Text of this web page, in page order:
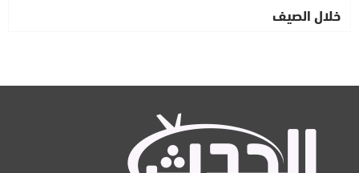
خلال الصيف